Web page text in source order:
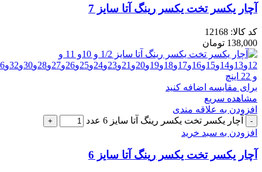
آچار یکسر تخت یکسر رینگ آتا سایز 7
کد کالا: 12168
138,000 تومان
برای مقایسه اضافه کنید
مشاهده سریع
افزودن به علاقه مندی
آچار یکسر تخت یکسر رینگ آتا سایز 6 عدد
افزودن به سبد خرید
آچار یکسر تخت یکسر رینگ آتا سایز 6